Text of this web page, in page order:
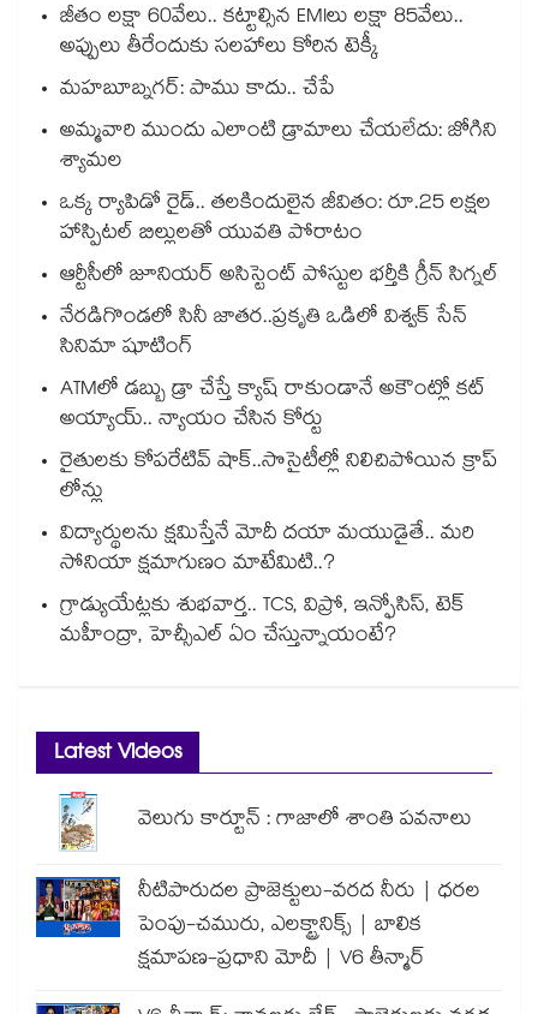
జీతం లక్షా 60వేలు.. కట్టాల్సిన EMIలు లక్షా 85వేలు..
అప్పులు తీరేందుకు సలహాలు కోరిన టెక్కీ
మహబూబ్నగర్: పాము కాదు.. చేపే
అమ్మవారి ముందు ఎలాంటి డ్రామాలు చేయలేదు: జోగిని
శ్యామల
ఒక్క ర్యాపిడో రైడ్.. తలకిందులైన జీవితం: రూ.25 లక్షల
హాస్పిటల్ బిల్లులతో యువతి పోరాటం
ఆర్టీసీలో జూనియర్ అసిస్టెంట్‌‌ పోస్టుల భర్తీకి గ్రీన్‌‌ సిగ్నల్
నేరడిగొండలో సినీ జాతర..ప్రకృతి ఒడిలో విశ్వక్ సేన్
సినిమా షూటింగ్
ATMలో డబ్బు డ్రా చేస్తే క్యాష్ రాకుండానే అకౌంట్లో కట్
అయ్యాయ్.. న్యాయం చేసిన కోర్టు
రైతులకు కోపరేటివ్ షాక్..సొసైటీల్లో నిలిచిపోయిన క్రాప్
లోన్లు
విద్యార్థులను క్షమిస్తేనే మోదీ దయా మయుడైతే.. మరి
సోనియా క్షమాగుణం మాటేమిటి..?
గ్రాడ్యుయేట్లకు శుభవార్త.. TCS, విప్రో, ఇన్ఫోసిస్, టెక్
మహీంద్రా, హెచ్సీఎల్ ఏం చేస్తున్నాయంటే?
Latest Videos
వెలుగు కార్టూన్ : గాజాలో శాంతి పవనాలు
నీటిపారుదల ప్రాజెక్టులు-వరద నీరు | ధరల
పెంపు-చమురు, ఎలక్ట్రానిక్స్ | బాలిక
క్షమాపణ-ప్రధాని మోదీ | V6 తీన్మార్